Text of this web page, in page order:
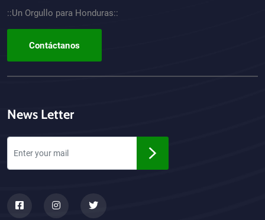
::Un Orgullo para Honduras::
Contáctanos
News Letter